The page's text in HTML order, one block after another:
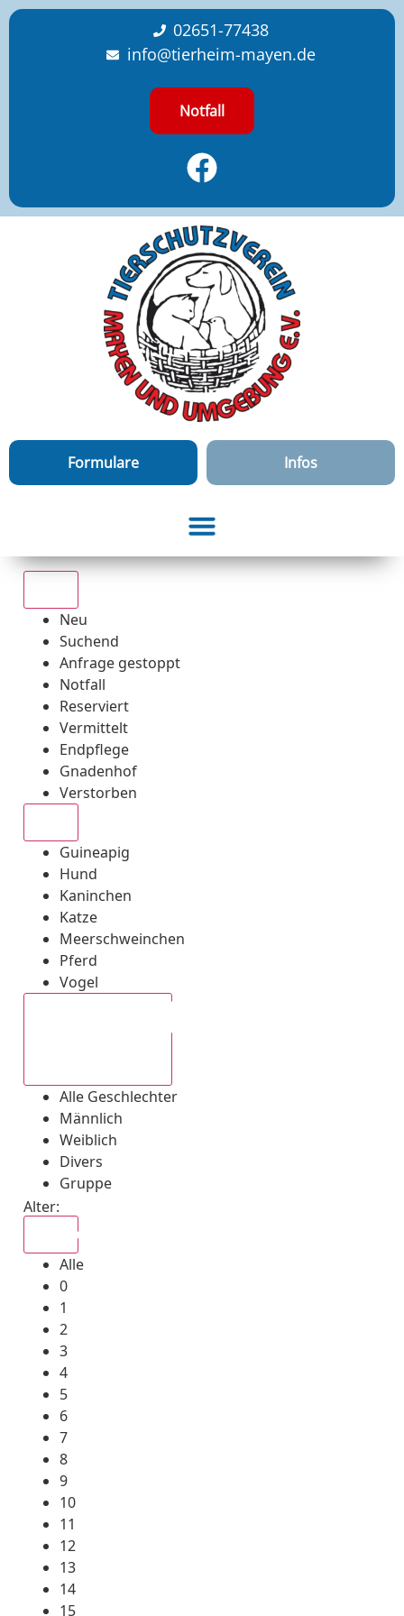
content
02651-77438
info@tierheim-mayen.de
Notfall
Formulare Infos
Neu
Suchend
Anfrage gestoppt
Notfall
Reserviert
Vermittelt
Endpflege
Gnadenhof
Verstorben
Guineapig
Hund
Kaninchen
Katze
Meerschweinchen
Pferd
Vogel
Alle Geschlechter
Männlich
Weiblich
Divers
Gruppe
Alter:
Alle
0
1
2
3
4
5
6
7
8
9
10
11
12
13
14
15